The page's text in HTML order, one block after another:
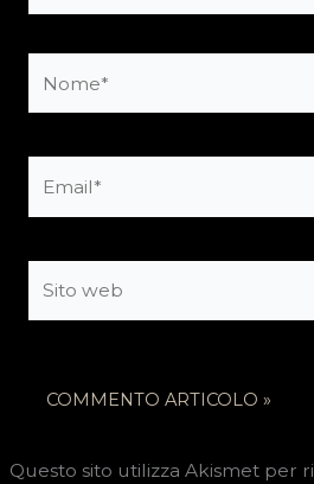
web
Questo sito utilizza Akismet per